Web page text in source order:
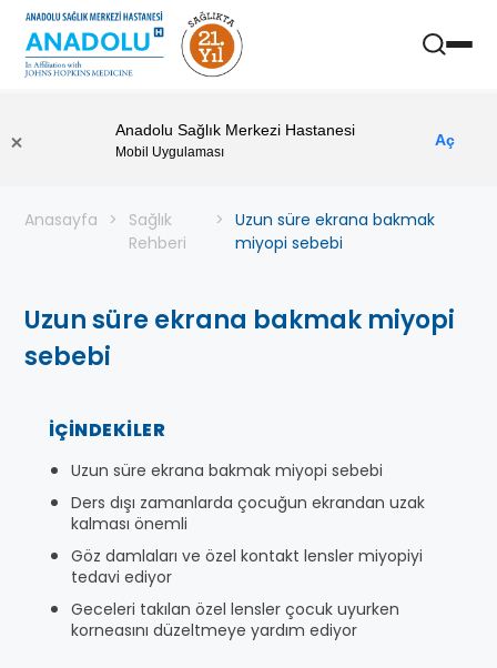
Anadolu Sağlık Merkezi Hastanesi
Mobil Uygulaması
Aç
Anasayfa
Sağlık
Rehberi
Uzun süre ekrana bakmak
miyopi sebebi
Uzun süre ekrana bakmak miyopi
sebebi
İÇINDEKILER
Uzun süre ekrana bakmak miyopi sebebi
Ders dışı zamanlarda çocuğun ekrandan uzak
kalması önemli
Göz damlaları ve özel kontakt lensler miyopiyi
tedavi ediyor
Geceleri takılan özel lensler çocuk uyurken
korneasını düzeltmeye yardım ediyor